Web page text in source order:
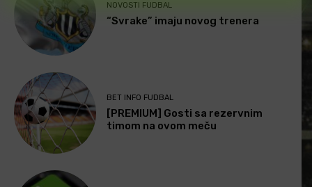
NOVOSTI FUDBAL
“Svrake” imaju novog trenera
BET INFO FUDBAL
[PREMIUM] Gosti sa rezervnim
timom na ovom meču